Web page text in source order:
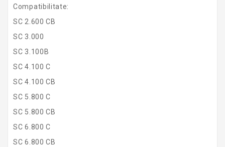
Compatibilitate:
SC 2.600 CB
SC 3.000
SC 3.100B
SC 4.100 C
SC 4.100 CB
SC 5.800 C
SC 5.800 CB
SC 6.800 C
SC 6.800 CB